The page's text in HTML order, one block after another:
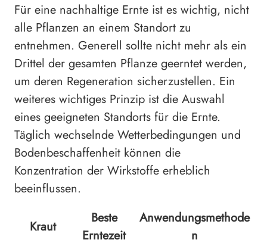
Für eine nachhaltige Ernte ist es wichtig, nicht
alle Pflanzen an einem Standort zu
entnehmen. Generell sollte nicht mehr als ein
Drittel der gesamten Pflanze geerntet werden,
um deren Regeneration sicherzustellen. Ein
weiteres wichtiges Prinzip ist die Auswahl
eines geeigneten Standorts für die Ernte.
Täglich wechselnde Wetterbedingungen und
Bodenbeschaffenheit können die
Konzentration der Wirkstoffe erheblich
beeinflussen.
Kraut
Beste
Erntezeit
Anwendungsmethode
n